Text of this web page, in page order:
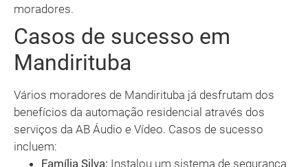
moradores.
Casos de sucesso em
Mandirituba
Vários moradores de Mandirituba já desfrutam dos
benefícios da automação residencial através dos
serviços da AB Áudio e Vídeo. Casos de sucesso
incluem:
Família Silva: Instalou um sistema de segurança